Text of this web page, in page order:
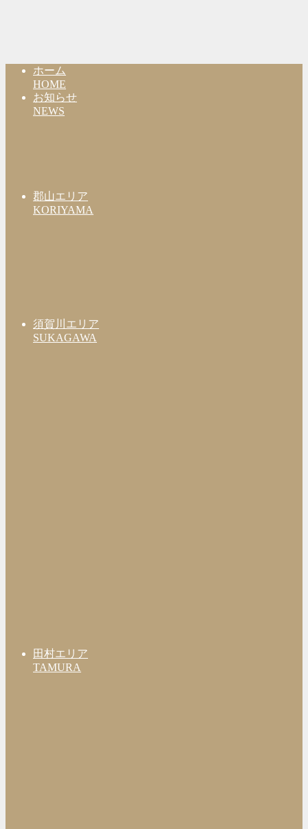
ホーム
HOME
お知らせ
NEWS
郡山エリア
KORIYAMA
須賀川エリア
SUKAGAWA
田村エリア
TAMURA